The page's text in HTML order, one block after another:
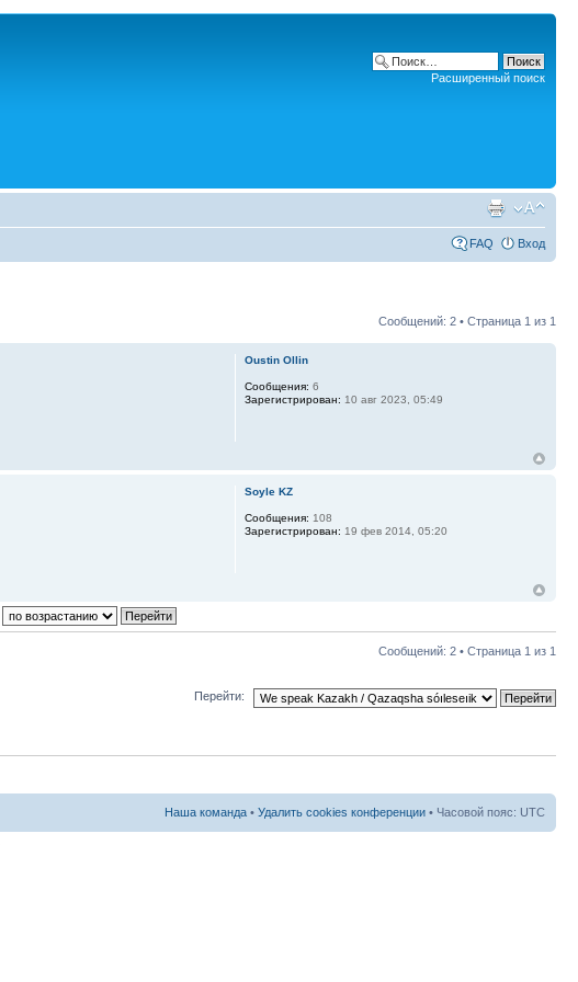
Расширенный поиск
FAQ Вход
Сообщений: 2 • Страница 1 из 1
Oustin Ollin
Сообщения: 6
Зарегистрирован: 10 авг 2023, 05:49
Soyle KZ
Сообщения: 108
Зарегистрирован: 19 фев 2014, 05:20
Сообщений: 2 • Страница 1 из 1
Перейти:
Наша команда • Удалить cookies конференции • Часовой пояс: UTC